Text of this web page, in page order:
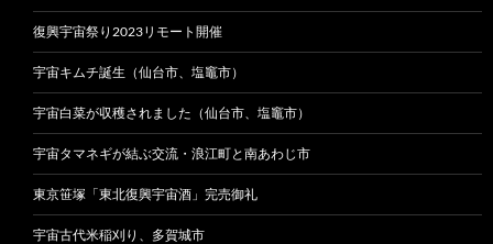
復興宇宙祭り2023リモート開催
宇宙キムチ誕生（仙台市、塩竈市）
宇宙白菜が収穫されました（仙台市、塩竈市）
宇宙タマネギが結ぶ交流・浪江町と南あわじ市
東京笹塚「東北復興宇宙酒」完売御礼
宇宙古代米稲刈り、多賀城市